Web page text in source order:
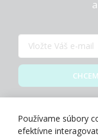
Používame súbory
efektívne